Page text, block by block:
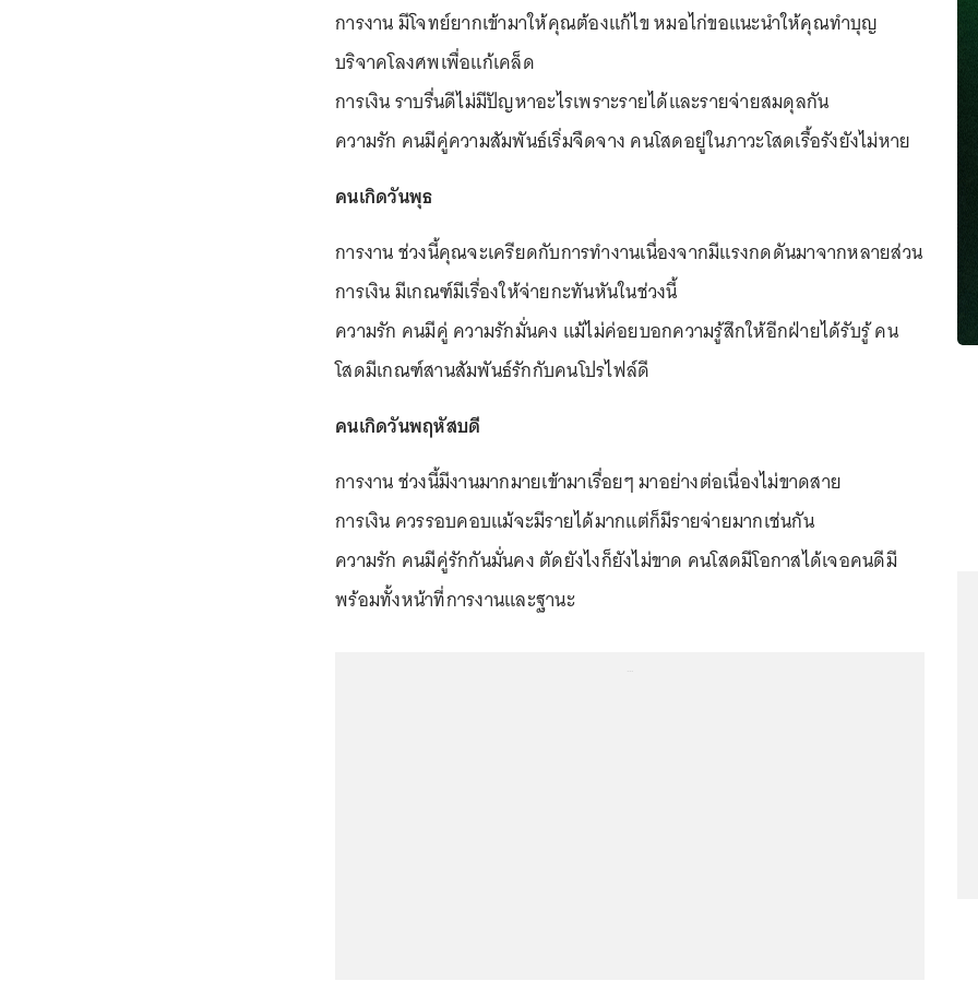
การงาน มีโจทย์ยากเข้ามาให้คุณต้องแก้ไข หมอไก่ขอแนะนำให้คุณทำบุญ
บริจาคโลงศพเพื่อแก้เคล็ด
การเงิน ราบรื่นดีไม่มีปัญหาอะไรเพราะรายได้และรายจ่ายสมดุลกัน
ความรัก คนมีคู่ความสัมพันธ์เริ่มจืดจาง คนโสดอยู่ในภาวะโสดเรื้อรังยังไม่หาย
คนเกิดวันพุธ
การงาน ช่วงนี้คุณจะเครียดกับการทำงานเนื่องจากมีแรงกดดันมาจากหลายส่วน
การเงิน มีเกณฑ์มีเรื่องให้จ่ายกะทันหันในช่วงนี้
ความรัก คนมีคู่ ความรักมั่นคง แม้ไม่ค่อยบอกความรู้สึกให้อีกฝ่ายได้รับรู้ คน
โสดมีเกณฑ์สานสัมพันธ์รักกับคนโปรไฟล์ดี
คนเกิดวันพฤหัสบดี
การงาน ช่วงนี้มีงานมากมายเข้ามาเรื่อยๆ มาอย่างต่อเนื่องไม่ขาดสาย
การเงิน ควรรอบคอบแม้จะมีรายได้มากแต่ก็มีรายจ่ายมากเช่นกัน
ความรัก คนมีคู่รักกันมั่นคง ตัดยังไงก็ยังไม่ขาด คนโสดมีโอกาสได้เจอคนดีมี
พร้อมทั้งหน้าที่การงานและฐานะ